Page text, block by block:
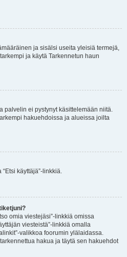
ja sisälsi useita yleisiä termejä,
ja käytä Tarkennetun haun
palvelin ei pystynyt käsittelemään niitä.
hakuehdoissa ja alueissa joilta
käyttäjä”-linkkiä.
omia viestejäsi”-linkkiä omissa
viesteistä”-linkkiä omalla
valikkoa foorumin ylälaidassa.
hakua ja täytä sen hakuehdot